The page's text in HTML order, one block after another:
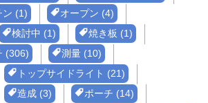
ン (1)
オープン (4)
検討中 (1)
焼き板 (1)
(306)
測量 (10)
トップサイドライト (21)
造成 (3)
ポーチ (14)